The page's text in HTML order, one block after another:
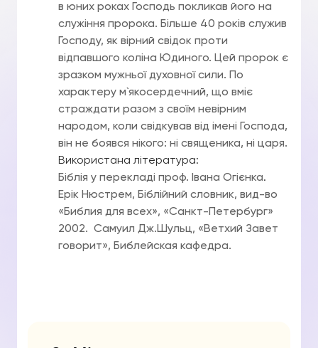
в юних роках Господь покликав його на
служіння пророка. Більше 40 років служив
Господу, як вірний свідок проти
відпавшого коліна Юдиного. Цей пророк є
зразком мужньої духовної сили. По
характеру м`якосердечний, що вміє
страждати разом з своїм невірним
народом, коли свідкував від імені Господа,
він не боявся нікого: ні священика, ні царя.
Використана література:
Біблія у перекладі проф. Івана Огієнка.
Ерік Нюстрем, Біблійний словник, вид-во
«Библия для всех», «Санкт-Петербург»
2002. Самуил Дж.Шульц, «Ветхий Завет
говорит», Библейская кафедра.